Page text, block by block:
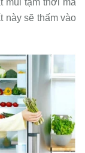
mùi tạm thời mà
này sẽ thấm vào